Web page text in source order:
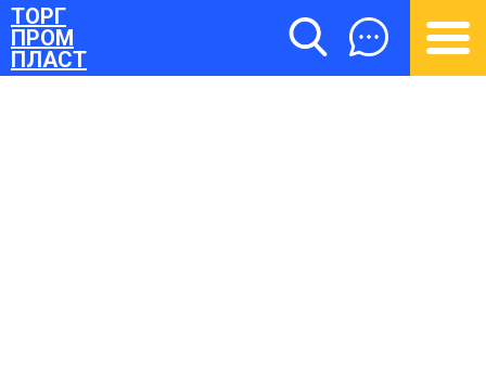
ТОРГ
ПРОМ
ПЛАСТ